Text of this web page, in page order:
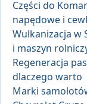
Części do
napędowe i
Wulkanizacja w
i maszyn
Regeneracja
dlaczego warto
Marki